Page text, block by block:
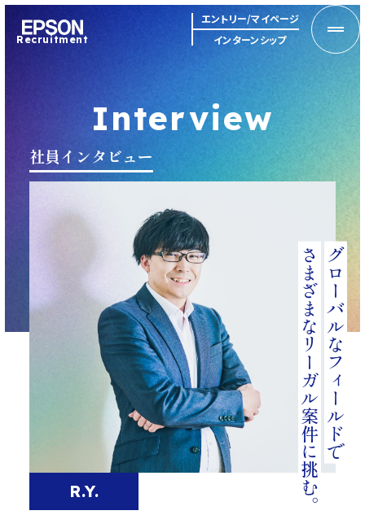
Recruitment
エントリー/マイページ
インターンシップ
Interview
社員インタビュー
グローバルなフィールドで
さまざまなリーガル案件に挑む。
R.Y.